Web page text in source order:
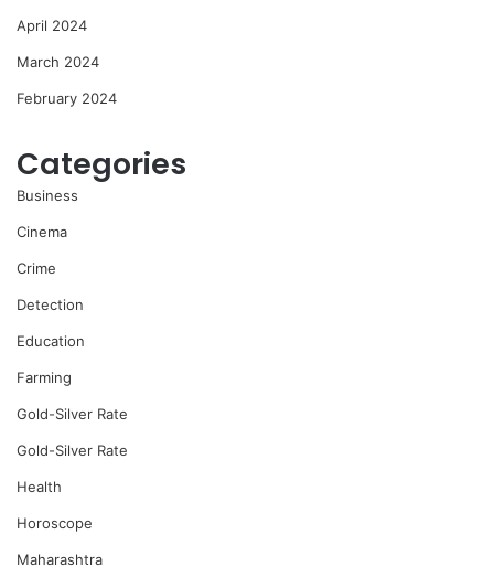
April 2024
March 2024
February 2024
Categories
Business
Cinema
Crime
Detection
Education
Farming
Gold-Silver Rate
Gold-Silver Rate
Health
Horoscope
Maharashtra